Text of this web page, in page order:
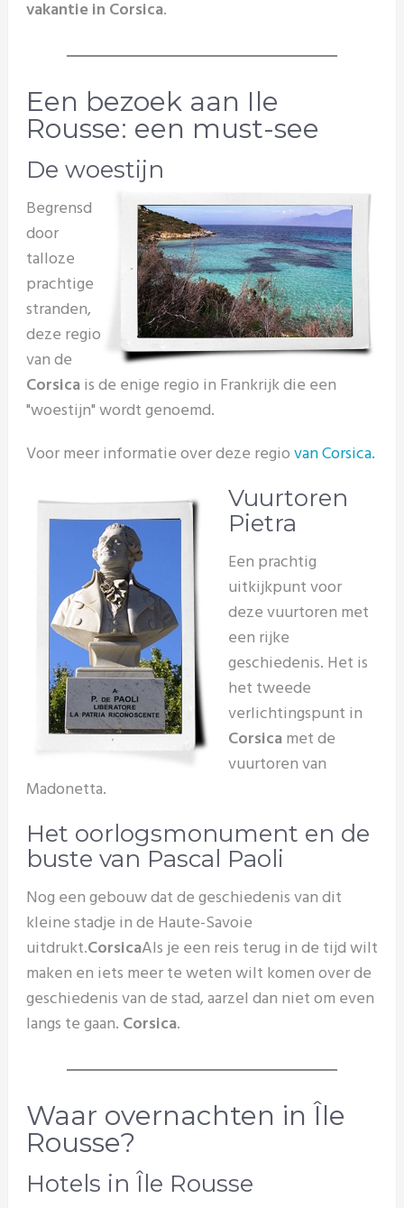
vakantie in Corsica.
Een bezoek aan Ile
Rousse: een must-see
De woestijn
Begrensd
door
talloze
prachtige
stranden,
deze regio
van de
Corsicais de enige regio in Frankrijk die een
"woestijn" wordt genoemd.
Voor meer informatie over deze regiovan Corsica.
Vuurtoren
Pietra
Een prachtig
uitkijkpunt voor
deze vuurtoren met
een rijke
geschiedenis. Het is
het tweede
verlichtingspunt in
Corsicamet de
vuurtoren van
Madonetta.
Het oorlogsmonument en de
buste van Pascal Paoli
Nog een gebouw dat de geschiedenis van dit
kleine stadje in de Haute-Savoie
uitdrukt.CorsicaAls je een reis terug in de tijd wilt
maken en iets meer te weten wilt komen over de
geschiedenis van de stad, aarzel dan niet om even
langs te gaan. Corsica.
Waar overnachten in Île
Rousse?
Hotels in Île Rousse